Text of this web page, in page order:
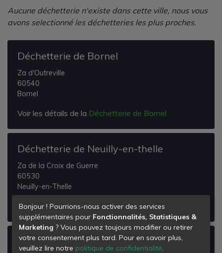
Aucune déchetterie n'existe dans cette ville, nous vous
avons selectionné les déchetteries les plus proches.
Déchetterie de Bornel
Za d'Outreville
60540
Bornel
Voir les détails de la Déchetterie de Bornel
Déchetterie de Neuilly-en-thelle
Za de la Croix de Guerre
60530
Neuilly-en-Thelle
Voir les détails de laDéchetterie de Neuilly-en-thelle
Déchetterie de Le-mesnil-en-thelle
Bonjour ! Pourrions-nous activer des services
supplémentaires pour Fonctionnalités, Statistiques &
Marketing ? Vous pouvez toujours modifier ou retirer
votre consentement plus tard. Pour en savoir plus,
veuillez lire notre politique de confidentialité.